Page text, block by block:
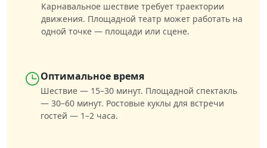
Карнавальное шествие требует траектории
движения. Площадной театр может работать на
одной точке — площади или сцене.
Оптимальное время
Шествие — 15–30 минут. Площадной спектакль
— 30–60 минут. Ростовые куклы для встречи
гостей — 1–2 часа.